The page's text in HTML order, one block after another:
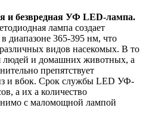
и безвредная УФ LED-лампа.
лампа создает
диапазоне 365-395 нм, что
видов насекомых. В то
людей и домашних животных, а
препятствует
и вбок. Срок службы LED УФ-
а их а количество
с маломощной лампой